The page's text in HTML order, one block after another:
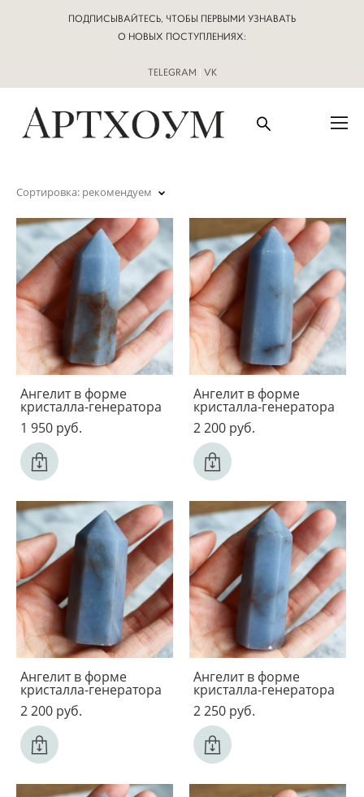
ПОДПИСЫВАЙТЕСЬ, ЧТОБЫ ПЕРВЫМИ УЗНАВАТЬ
О НОВЫХ ПОСТУПЛЕНИЯХ:
TELEGRAM | VK
Сортировка: рекомендуем
Ангелит в форме
кристалла-генератора
1 950 pуб.
Ангелит в форме
кристалла-генератора
2 200 pуб.
Ангелит в форме
кристалла-генератора
2 200 pуб.
Ангелит в форме
кристалла-генератора
2 250 pуб.